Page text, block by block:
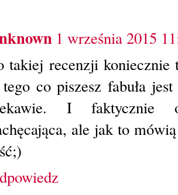
1 września 2015
takiej recenzji koniecznie
co piszesz fabuła
I faktycznie
ale jak to